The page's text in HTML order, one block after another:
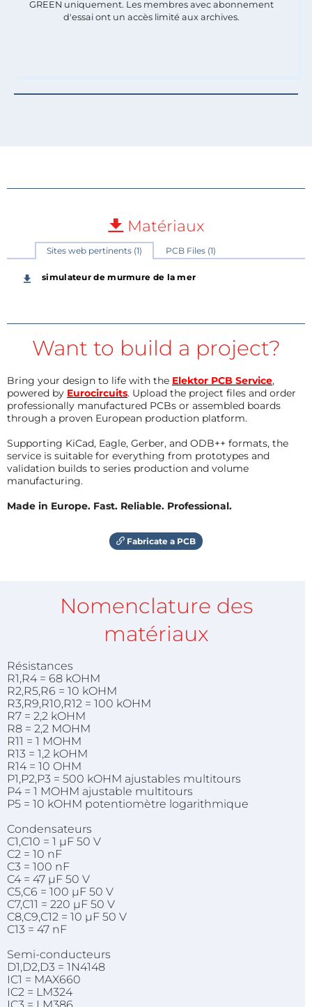
GREEN uniquement. Les membres avec abonnement
d'essai ont un accès limité aux archives.
Matériaux
Sites web pertinents (1) PCB Files (1)
simulateur de murmure de la mer
Want to build a project?
Bring your design to life with the Elektor PCB Service,
powered by Eurocircuits. Upload the project files and order
professionally manufactured PCBs or assembled boards
through a proven European production platform.
Supporting KiCad, Eagle, Gerber, and ODB++ formats, the
service is suitable for everything from prototypes and
validation builds to series production and volume
manufacturing.
Made in Europe. Fast. Reliable. Professional.
Fabricate a PCB
Nomenclature des
matériaux
Résistances
R1,R4 = 68 kOHM
R2,R5,R6 = 10 kOHM
R3,R9,R10,R12 = 100 kOHM
R7 = 2,2 kOHM
R8 = 2,2 MOHM
R11 = 1 MOHM
R13 = 1,2 kOHM
R14 = 10 OHM
P1,P2,P3 = 500 kOHM ajustables multitours
P4 = 1 MOHM ajustable multitours
P5 = 10 kOHM potentiomètre logarithmique
Condensateurs
C1,C10 = 1 µF 50 V
C2 = 10 nF
C3 = 100 nF
C4 = 47 µF 50 V
C5,C6 = 100 µF 50 V
C7,C11 = 220 µF 50 V
C8,C9,C12 = 10 µF 50 V
C13 = 47 nF
Semi-conducteurs
D1,D2,D3 = 1N4148
IC1 = MAX660
IC2 = LM324